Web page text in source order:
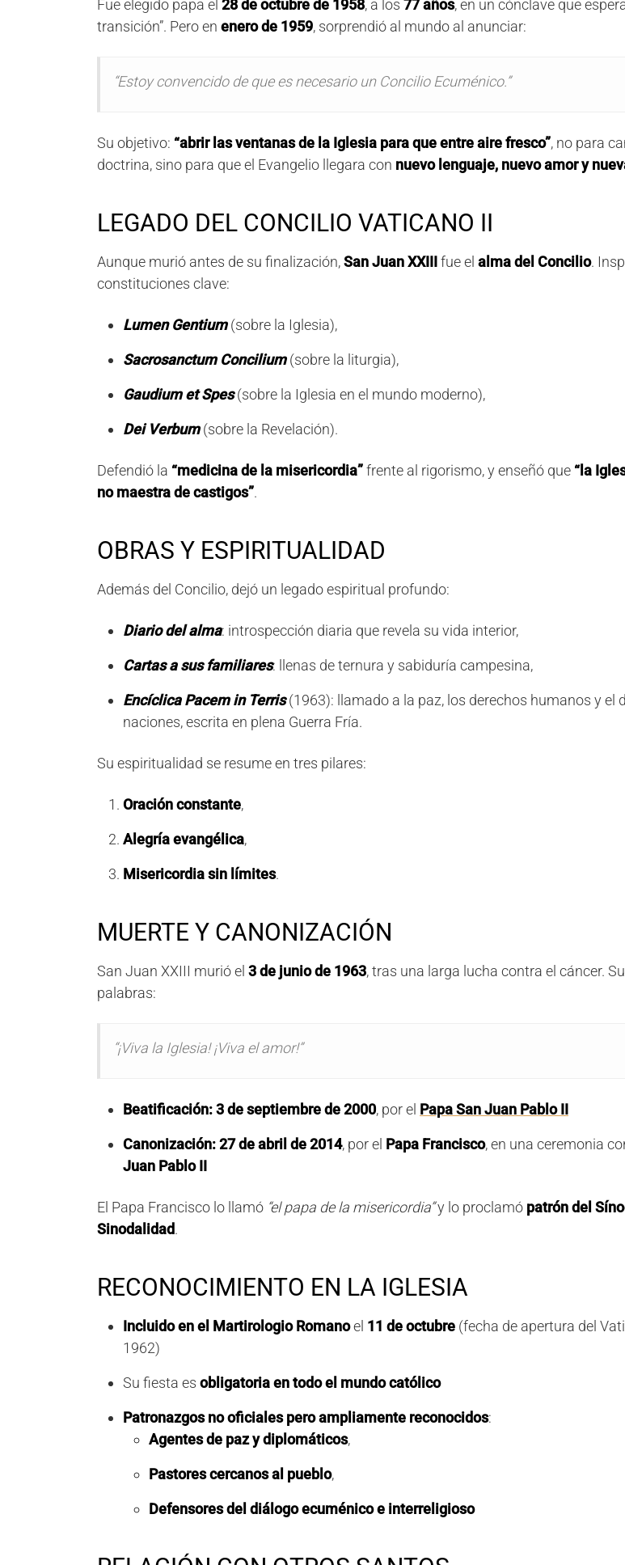
Fue elegido papa el 28 de octubre de 1958, a los 77 años, en un cónclave que
transición”. Pero en enero de 1959, sorprendió al mundo al anunciar:
“Estoy convencido de que es necesario un Concilio Ecuménico.”
Su objetivo: “abrir las ventanas de la Iglesia para que entre aire fresco”, no para
doctrina, sino para que el Evangelio llegara con nuevo lenguaje, nuevo amor y
LEGADO DEL CONCILIO VATICANO II
Aunque murió antes de su finalización,San Juan XXIIIfue el alma del Concilio.
constituciones clave:
Lumen Gentium(sobre la Iglesia),
Sacrosanctum Concilium(sobre la liturgia),
Gaudium et Spes(sobre la Iglesia en el mundo moderno),
Dei Verbum(sobre la Revelación).
Defendió la “medicina de la misericordia”frente al rigorismo, y enseñó que “la
no maestra de castigos”.
OBRAS Y ESPIRITUALIDAD
Además del Concilio, dejó un legado espiritual profundo:
Diario del alma: introspección diaria que revela su vida interior,
Cartas a sus familiares: llenas de ternura y sabiduría campesina,
Encíclica Pacem in Terris(1963): llamado a la paz, los derechos humanos y el
naciones, escrita en plena Guerra Fría.
Su espiritualidad se resume en tres pilares:
Oración constante,
Alegría evangélica,
Misericordia sin límites.
MUERTE Y CANONIZACIÓN
San Juan XXIII murió el 3 de junio de 1963, tras una larga lucha contra el cáncer.
palabras:
“¡Viva la Iglesia! ¡Viva el amor!”
Beatificación:3 de septiembre de 2000, por el Papa San Juan Pablo II
Canonización:27 de abril de 2014, por el Papa Francisco, en una ceremonia
Juan Pablo II
El Papa Francisco lo llamó “el papa de la misericordia”y lo proclamó patrón del
Sinodalidad.
RECONOCIMIENTO EN LA IGLESIA
Incluido en el Martirologio Romanoel 11 de octubre (fecha de apertura del
1962)
Su fiesta es obligatoria en todo el mundo católico
Patronazgos no oficiales pero ampliamente reconocidos:
Agentes de paz y diplomáticos,
Pastores cercanos al pueblo,
Defensores del diálogo ecuménico e interreligioso